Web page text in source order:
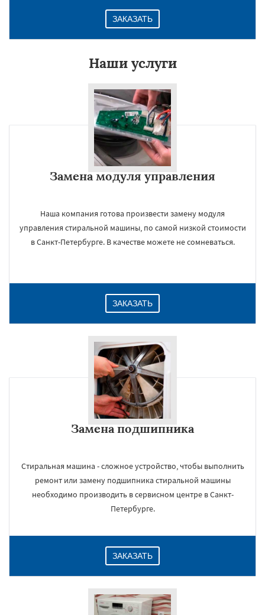
ЗАКАЗАТЬ
Наши услуги
Замена модуля управления
Наша компания готова произвести замену модуля
управления стиральной машины, по самой низкой стоимости
в Санкт-Петербурге. В качестве можете не сомневаться.
ЗАКАЗАТЬ
Замена подшипника
Стиральная машина - сложное устройство, чтобы выполнить
ремонт или замену подшипника стиральной машины
необходимо производить в сервисном центре в Санкт-
Петербурге.
ЗАКАЗАТЬ
Даю согласие на обработку персональных данных